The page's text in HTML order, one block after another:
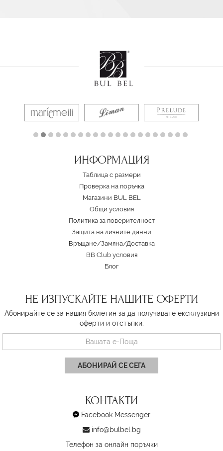
ИНФОРМАЦИЯ
Таблица с размери
Проверка на поръчка
Магазини BUL BEL
Oбщи условия
Политика за поверителност
Защита на личните данни
Връщане/Замяна/Доставка
BB Club условия
Блог
НЕ ИЗПУСКАЙТЕ НАШИТЕ ОФЕРТИ
Абонирайте се за нашия бюлетин за да получавате ексклузивни
оферти и отстъпки.
АБОНИРАЙ СЕ СЕГА
КОНТАКТИ
Facebook Messenger
info@bulbel.bg
Телефон за онлайн поръчки